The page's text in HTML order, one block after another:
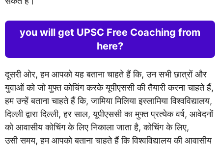
you will get UPSC Free Coaching from
here?
दूसरी ओर, हम आपको यह बताना चाहते हैं कि, उन सभी छात्रों और
युवाओं को जो मुफ्त कोचिंग करके यूपीएससी की तैयारी करना चाहते हैं,
हम उन्हें बताना चाहते हैं कि, जामिया मिलिया इस्लामिया विश्वविद्यालय,
दिल्ली द्वारा दिल्ली, हर साल, यूपीएससी का मुफ्त प्रत्येक वर्ष, आवेदनों
को आवासीय कोचिंग के लिए निकाला जाता है, कोचिंग के लिए,
उसी समय, हम आपको बताना चाहते हैं कि विश्वविद्यालय की आवासीय